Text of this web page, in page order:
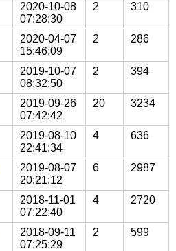
2020-10-08
07:28:30
2 310
2020-04-07
15:46:09
2 286
2019-10-07
08:32:50
2 394
2019-09-26
07:42:42
20 3234
2019-08-10
22:41:34
4 636
2019-08-07
20:21:12
6 2987
2018-11-01
07:22:40
4 2720
2018-09-11
07:25:29
2 599